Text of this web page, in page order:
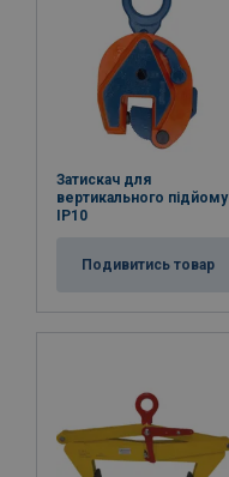
Затискач для
вертикального підйому
IP10
Подивитись товар